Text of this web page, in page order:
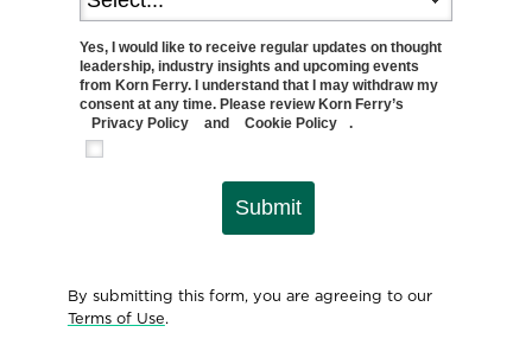
Yes, I would like to receive regular updates on thought
leadership, industry insights and upcoming events
from Korn Ferry. I understand that I may withdraw my
consent at any time. Please review Korn Ferry’s
Privacy Policy
and Cookie Policy .
Submit
By submitting this form, you are agreeing to our
Terms of Use.